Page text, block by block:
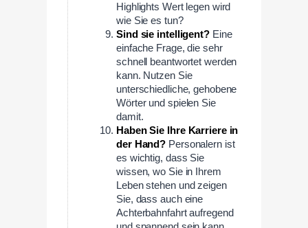
Highlights Wert legen wird
wie Sie es tun?
Sind sie intelligent?Eine
einfache Frage, die sehr
schnell beantwortet werden
kann. Nutzen Sie
unterschiedliche, gehobene
Wörter und spielen Sie
damit.
Haben Sie Ihre Karriere in
der Hand? Personalern ist
es wichtig, dass Sie
wissen, wo Sie in Ihrem
Leben stehen und zeigen
Sie, dass auch eine
Achterbahnfahrt aufregend